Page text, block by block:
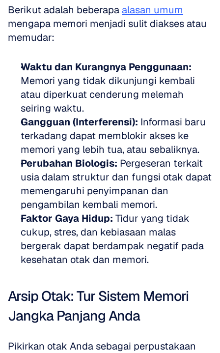
Berikut adalah beberapa alasan umum
mengapa memori menjadi sulit diakses atau
memudar:
Waktu dan Kurangnya Penggunaan:
Memori yang tidak dikunjungi kembali
atau diperkuat cenderung melemah
seiring waktu.
Gangguan (Interferensi): Informasi baru
terkadang dapat memblokir akses ke
memori yang lebih tua, atau sebaliknya.
Perubahan Biologis: Pergeseran terkait
usia dalam struktur dan fungsi otak dapat
memengaruhi penyimpanan dan
pengambilan kembali memori.
Faktor Gaya Hidup: Tidur yang tidak
cukup, stres, dan kebiasaan malas
bergerak dapat berdampak negatif pada
kesehatan otak dan memori.
Arsip Otak: Tur Sistem Memori
Jangka Panjang Anda
Pikirkan otak Anda sebagai perpustakaan